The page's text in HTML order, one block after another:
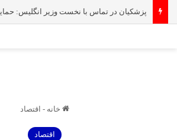
خانه - اقتصاد
اقتصاد